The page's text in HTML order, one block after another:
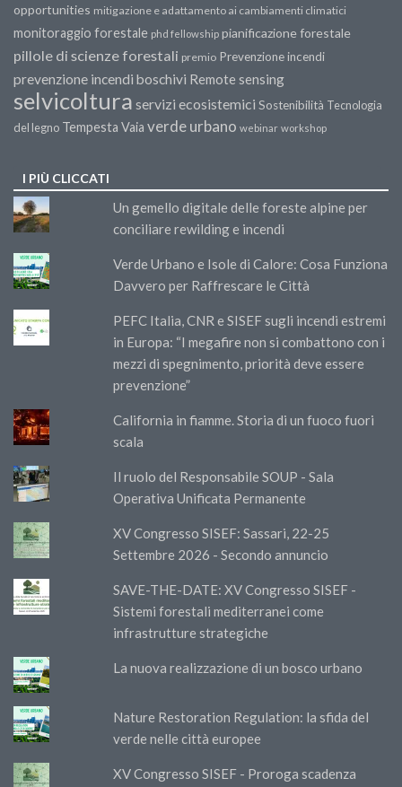
opportunities mitigazione e adattamento ai cambiamenti climatici
monitoraggio forestale phd fellowship pianificazione forestale
pillole di scienze forestali premio Prevenzione incendi
prevenzione incendi boschivi Remote sensing
selvicoltura servizi ecosistemici Sostenibilità Tecnologia
del legno Tempesta Vaia verde urbano webinar workshop
I PIÙ CLICCATI
Un gemello digitale delle foreste alpine per
conciliare rewilding e incendi
Verde Urbano e Isole di Calore: Cosa Funziona
Davvero per Raffrescare le Città
PEFC Italia, CNR e SISEF sugli incendi estremi
in Europa: “I megafire non si combattono con i
mezzi di spegnimento, priorità deve essere
prevenzione”
California in fiamme. Storia di un fuoco fuori
scala
Il ruolo del Responsabile SOUP - Sala
Operativa Unificata Permanente
XV Congresso SISEF: Sassari, 22-25
Settembre 2026 - Secondo annuncio
SAVE-THE-DATE: XV Congresso SISEF -
Sistemi forestali mediterranei come
infrastrutture strategiche
La nuova realizzazione di un bosco urbano
Nature Restoration Regulation: la sfida del
verde nelle città europee
XV Congresso SISEF - Proroga scadenza